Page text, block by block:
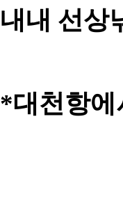
내내 선상
*대천항에